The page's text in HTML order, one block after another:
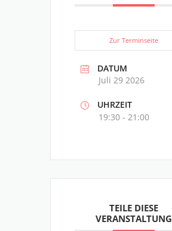
Zur Terminseite
DATUM
Juli 29 2026
UHRZEIT
19:30 - 21:00
TEILE DIESE
VERANSTALTUNG